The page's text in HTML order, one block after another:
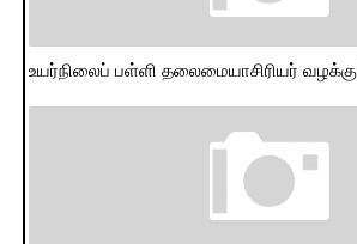
உயர்நிலைப் பள்ளி தலைமையாசிரியர்